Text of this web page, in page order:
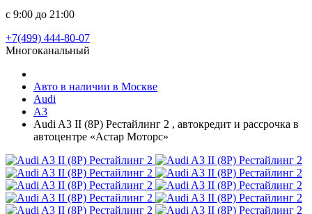
с 9:00 до 21:00
+7(499) 444-80-07
Многоканальный
Авто в наличии в Москве
Audi
A3
Audi A3 II (8P) Рестайлинг 2 , автокредит и рассрочка в
автоцентре «Астар Моторс»